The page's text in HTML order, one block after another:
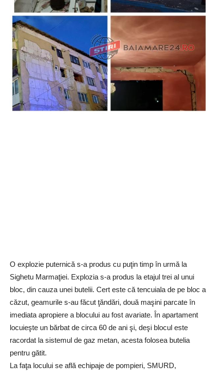
O explozie puternică s-a produs cu puţin timp în urmă la
Sighetu Marmaţiei. Explozia s-a produs la etajul trei al unui
bloc, din cauza unei butelii. Cert este că tencuiala de pe bloc a
căzut, geamurile s-au făcut ţăndări, două maşini parcate în
imediata apropiere a blocului au fost avariate. În apartament
locuieşte un bărbat de circa 60 de ani şi, deşi blocul este
racordat la sistemul de gaz metan, acesta folosea butelia
pentru gătit.
La faţa locului se află echipaje de pompieri, SMURD,